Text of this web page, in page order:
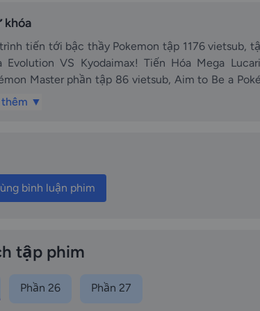
khóa
tiến tới bậc thầy Pokemon tập 1176 vietsub, tập 86
VS Kyodaimax! Tiến Hóa Mega
Aim to Be a Pokémon
và Kyodaimax! vietsub thuyết minh, Aim to
thầy Pokemon tập 1176 lồng tiếng, tập 86 lồng
2021 tập 1176 thuyết minh, Pokemon
vietsub Hanh trinh tien toi bac thay Pokemon tap
thêm ▼
bình luận phim
tập phim
Phần 26 Phần 27